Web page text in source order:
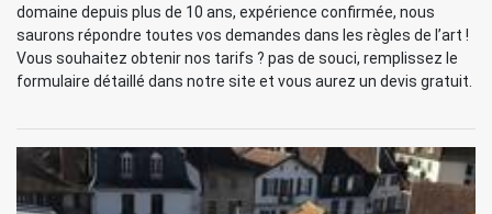
domaine depuis plus de 10 ans, expérience confirmée, nous
saurons répondre toutes vos demandes dans les règles de l’art !
Vous souhaitez obtenir nos tarifs ? pas de souci, remplissez le
formulaire détaillé dans notre site et vous aurez un devis gratuit.